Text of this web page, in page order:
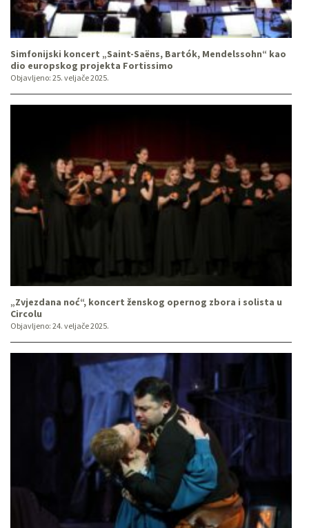
Simfonijski koncert „Saint-Saëns, Bartók, Mendelssohn“ kao
dio europskog projekta Fortissimo
Objavljeno: 25. veljače 2025.
„Zvjezdana noć“, koncert ženskog opernog zbora i solista u
Circolu
Objavljeno: 24. veljače 2025.